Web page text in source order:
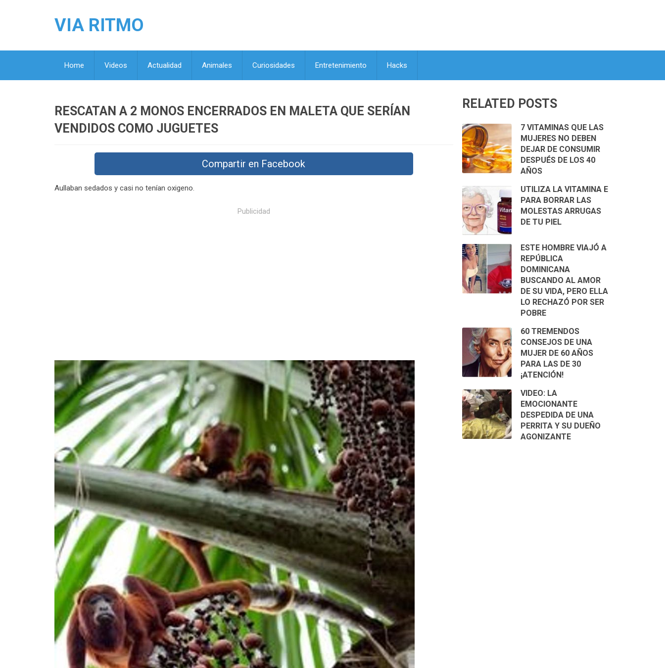
VIA RITMO
Home Videos Actualidad Animales Curiosidades Entretenimiento Hacks
RESCATAN A 2 MONOS ENCERRADOS EN MALETA QUE SERÍAN
VENDIDOS COMO JUGUETES
Compartir en Facebook
Aullaban sedados y casi no tenían oxigeno.
Publicidad
RELATED POSTS
7 VITAMINAS QUE LAS
MUJERES NO DEBEN
DEJAR DE CONSUMIR
DESPUÉS DE LOS 40
AÑOS
UTILIZA LA VITAMINA E
PARA BORRAR LAS
MOLESTAS ARRUGAS
DE TU PIEL
ESTE HOMBRE VIAJÓ A
REPÚBLICA
DOMINICANA
BUSCANDO AL AMOR
DE SU VIDA, PERO ELLA
LO RECHAZÓ POR SER
POBRE
60 TREMENDOS
CONSEJOS DE UNA
MUJER DE 60 AÑOS
PARA LAS DE 30
¡ATENCIÓN!
VIDEO: LA
EMOCIONANTE
DESPEDIDA DE UNA
PERRITA Y SU DUEÑO
AGONIZANTE